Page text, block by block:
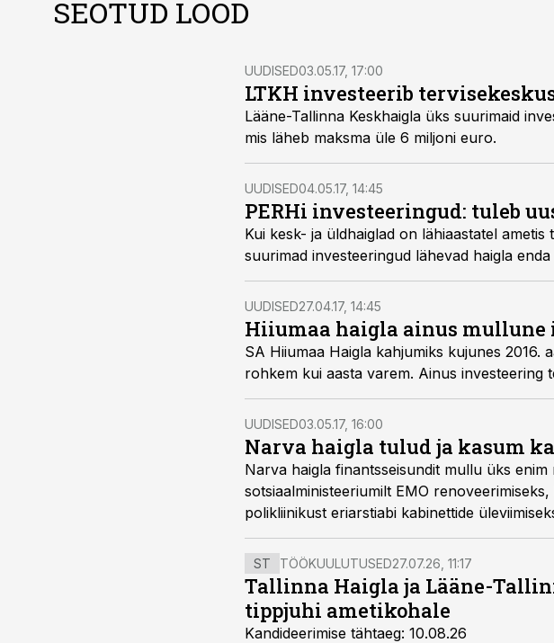
SEOTUD LOOD
UUDISED03.05.17, 17:00
LTKH investeerib
Lääne-Tallinna Keskhaigla üks suurimaid
mis läheb maksma üle 6 miljoni euro.
UUDISED04.05.17, 14:45
PERHi investeeringud: tuleb
Kui kesk- ja üldhaiglad on lähiaastatel
suurimad investeeringud lähevad haigla enda
UUDISED27.04.17, 14:45
Hiiumaa haigla ainus
SA Hiiumaa Haigla kahjumiks kujunes
rohkem kui aasta varem. Ainus investeering
UUDISED03.05.17, 16:00
Narva haigla tulud ja kasum
Narva haigla finantsseisundit mullu üks
sotsiaalministeeriumilt EMO
polikliinikust eriarstiabi kabinettide
ST TÖÖKUULUTUSED27.07.26, 11:17
Tallinna Haigla ja Lääne-
tippjuhi ametikohale
Kandideerimise tähtaeg: 10.08.26